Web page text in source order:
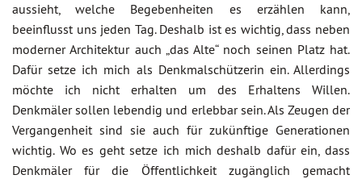
aussieht, welche Begebenheiten es erzählen kann,
beeinflusst uns jeden Tag. Deshalb ist es wichtig, dass neben
moderner Architektur auch „das Alte“ noch seinen Platz hat.
Dafür setze ich mich als Denkmalschützerin ein. Allerdings
möchte ich nicht erhalten um des Erhaltens Willen.
Denkmäler sollen lebendig und erlebbar sein. Als Zeugen der
Vergangenheit sind sie auch für zukünftige Generationen
wichtig. Wo es geht setze ich mich deshalb dafür ein, dass
Denkmäler für die Öffentlichkeit zugänglich gemacht